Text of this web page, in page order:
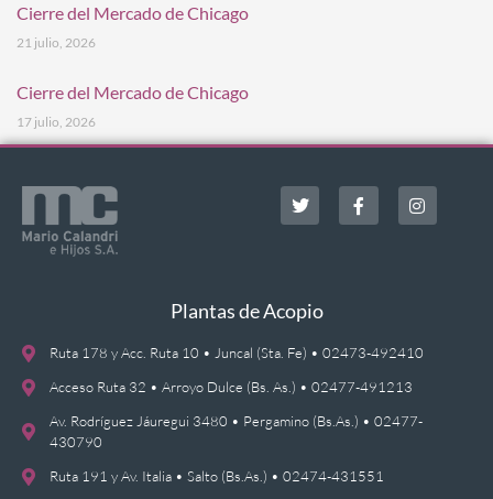
Cierre del Mercado de Chicago
21 julio, 2026
Cierre del Mercado de Chicago
17 julio, 2026
Plantas de Acopio
Ruta 178 y Acc. Ruta 10 • Juncal (Sta. Fe) • 02473-492410
Acceso Ruta 32 • Arroyo Dulce (Bs. As.) • 02477-491213
Av. Rodríguez Jáuregui 3480 • Pergamino (Bs.As.) • 02477-
430790
Ruta 191 y Av. Italia • Salto (Bs.As.) • 02474-431551